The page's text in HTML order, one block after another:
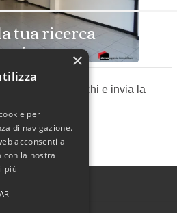
tua ricerca
che cerchi e invia la
×
per
di navigazione.
acconsenti a
la nostra
più